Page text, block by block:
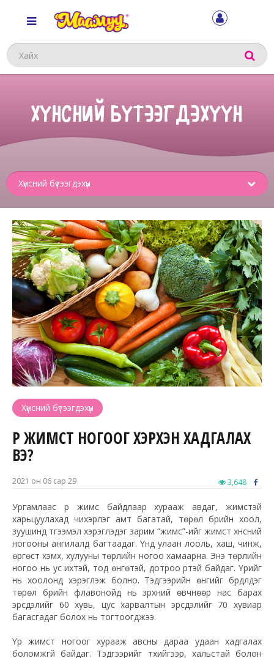
Хайх
ХҮНСНИЙ БҮТЭЭГДЭХҮҮН
Хүнсний бүтээгдэхүүн
ҮР ЖИМСТ НОГООГ ХЭРХЭН ХАДГАЛАХ
ВЭ?
2021 он 06 сар 29 3,648
Ургамлаас үр жимс байдлаар хурааж авдаг, жимстэй
харьцуулахад чихэрлэг амт багатай, төрөл бүрийн хоол,
зуушинд түгээмэл хэрэглэдэг зарим “жимс”-ийг жимст хүнсний
ногооны ангилалд багтаадаг. Үүнд улаан лооль, хаш, чинжүү,
өргөст хэмх, хулууны төрлийн ногоо хамаарна. Энэ төрлийн
ногоо нь ус ихтэй, тод өнгөтэй, дотроо үртэй байдаг. Үрийг
нь хоолонд хэрэглэж болно. Тэдгээрийн өнгийг бүрдүүлдэг
төрөл бүрийн флавонойд нь зүрхний өвчнөөр нас барах
эрсдэлийг 60 хувь, цус харвалтын эрсдэлийг 70 хувиар
багасгадаг болох нь тогтоогджээ.
Үр жимст ногоог хурааж авсны дараа удаан хадгалах
боломжгүй байдаг. Тэдгээрийг түүхийгээр, хальстай болон